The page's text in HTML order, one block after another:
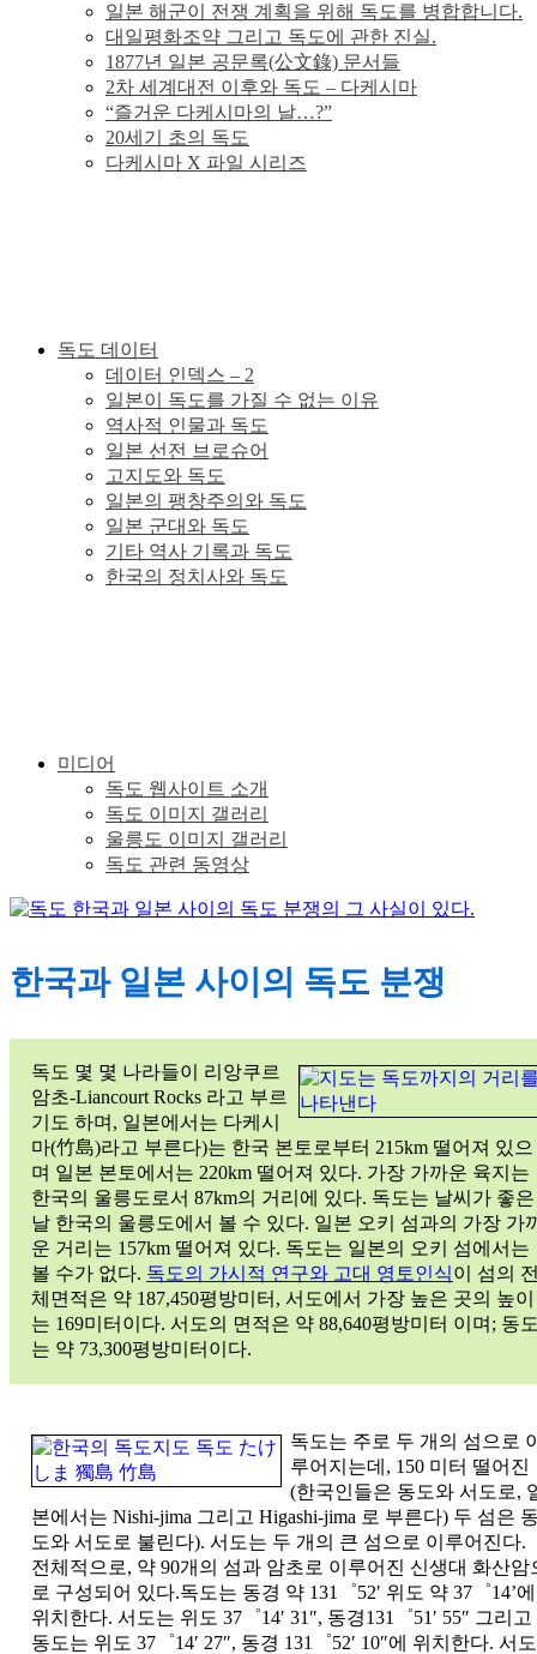
실
일본 해군이 전쟁 계획을 위해 독도를 병합합니다.
대일평화조약 그리고 독도에 관한 진실.
1877년 일본 공문록(公文錄) 문서들
2차 세계대전 이후와 독도 – 다케시마
“즐거운 다케시마의 날…?”
20세기 초의 독도
다케시마 X 파일 시리즈
독도 데이터
데이터 인덱스 – 2
일본이 독도를 가질 수 없는 이유
역사적 인물과 독도
일본 선전 브로슈어
고지도와 독도
일본의 팽창주의와 독도
일본 군대와 독도
기타 역사 기록과 독도
한국의 정치사와 독도
미디어
독도 웹사이트 소개
독도 이미지 갤러리
울릉도 이미지 갤러리
독도 관련 동영상
한국과 일본 사이의 독도 분쟁
독도 몇 몇 나라들이 리앙쿠르
암초-Liancourt Rocks 라고 부르
기도 하며, 일본에서는 다케시
마(竹島)라고 부른다)는 한국 본토로부터 215km 떨어져 있으
며 일본 본토에서는 220km 떨어져 있다. 가장 가까운 육지는
한국의 울릉도로서 87km의 거리에 있다. 독도는 날씨가 좋은
날 한국의 울릉도에서 볼 수 있다. 일본 오키 섬과의 가장 가
운 거리는 157km 떨어져 있다. 독도는 일본의 오키 섬에서는
볼 수가 없다. 독도의 가시적 연구와 고대 영토인식이 섬의
체면적은 약 187,450평방미터, 서도에서 가장 높은 곳의 높이
는 169미터이다. 서도의 면적은 약 88,640평방미터 이며; 동
는 약 73,300평방미터이다.
독도는 주로 두 개의 섬으로
루어지는데, 150 미터 떨어진
(한국인들은 동도와 서도로,
본에서는 Nishi-jima 그리고 Higashi-jima 로 부른다) 두 섬은
도와 서도로 불린다). 서도는 두 개의 큰 섬으로 이루어진다.
전체적으로, 약 90개의 섬과 암초로 이루어진 신생대 화산암
로 구성되어 있다.독도는 동경 약 131゜52′ 위도 약 37゜14’에
위치한다. 서도는 위도 37゜14′ 31″, 동경131゜51′ 55″ 그리고
동도는 위도 37゜14′ 27″, 동경 131゜52′ 10″에 위치한다. 서도